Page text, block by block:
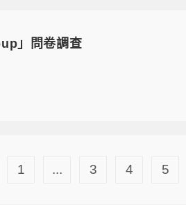
」問卷調查
1 ... 3 4 5